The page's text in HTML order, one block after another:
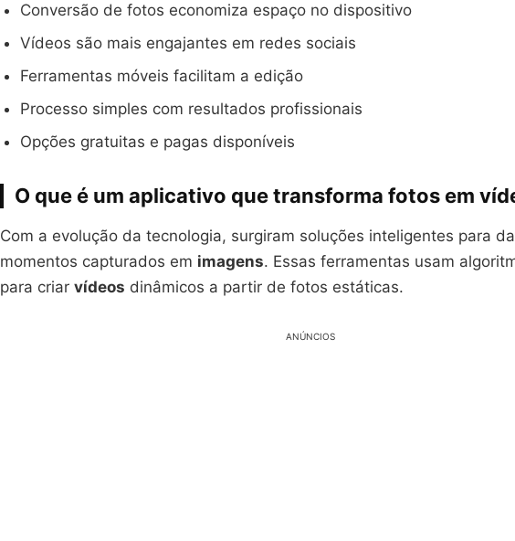
Conversão de fotos economiza espaço no dispositivo
Vídeos são mais engajantes em redes sociais
Ferramentas móveis facilitam a edição
Processo simples com resultados profissionais
Opções gratuitas e pagas disponíveis
O que é um aplicativo que transforma fotos em
Com a evolução da tecnologia, surgiram soluções inteligentes para
momentos capturados em imagens. Essas ferramentas usam
para criar vídeos dinâmicos a partir de fotos estáticas.
ANÚNCIOS